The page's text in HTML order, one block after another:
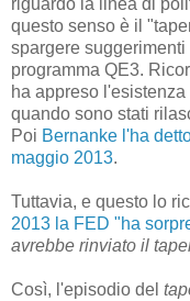
riguardo la linea di
questo senso è il
spargere
programma QE3.
ha appreso l'esistenza
quando sono stati
Poi Bernanke l'ha
maggio 2013.
Tuttavia, e questo lo
2013 la FED "ha
avrebbe rinviato il
Così, l'episodio del